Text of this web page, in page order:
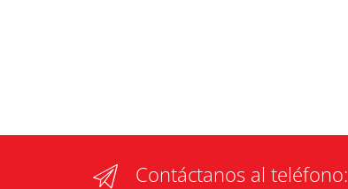
Contáctanos al teléfono: